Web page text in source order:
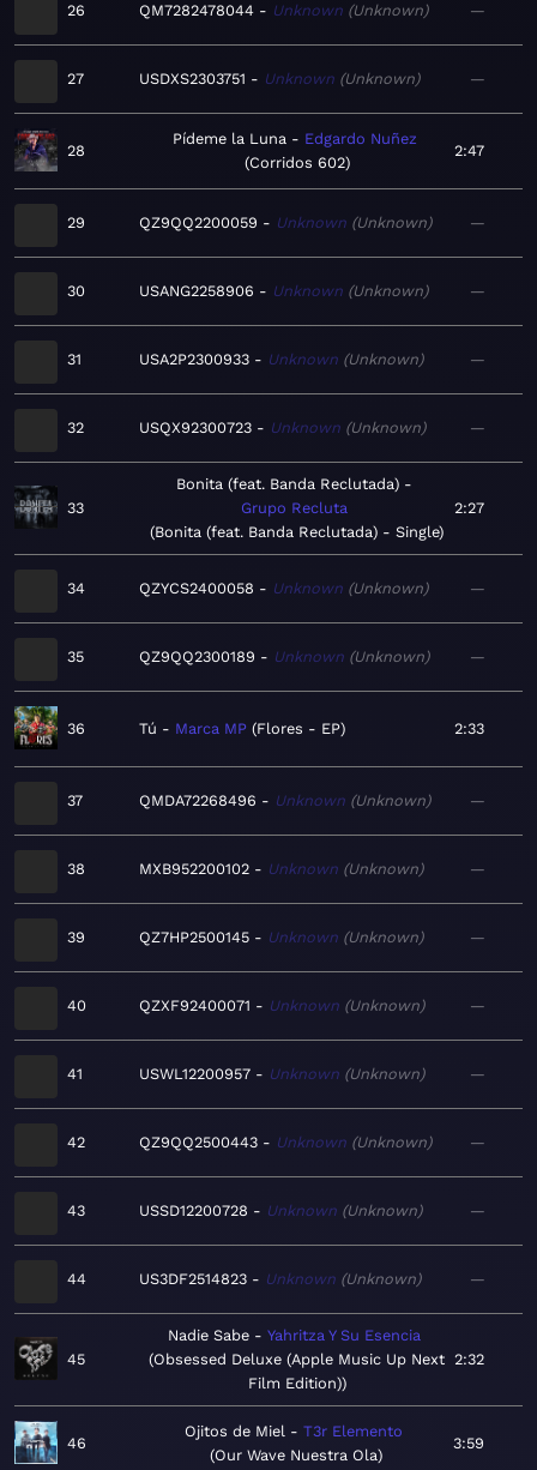
26 QM7282478044 Unknown Unknown —
27 USDXS2303751 Unknown Unknown —
28
Pídeme la Luna
Edgardo Nuñez
Corridos 602
2:47
29 QZ9QQ2200059 Unknown Unknown —
30 USANG2258906 Unknown Unknown —
31 USA2P2300933 Unknown Unknown —
32 USQX92300723 Unknown Unknown —
33
Bonita (feat. Banda Reclutada)
Grupo Recluta
Bonita (feat. Banda Reclutada) - Single
2:27
34 QZYCS2400058 Unknown Unknown —
35 QZ9QQ2300189 Unknown Unknown —
36 Tú Marca MP Flores - EP 2:33
37 QMDA72268496 Unknown Unknown —
38 MXB952200102 Unknown Unknown —
39 QZ7HP2500145 Unknown Unknown —
40 QZXF92400071 Unknown Unknown —
41 USWL12200957 Unknown Unknown —
42 QZ9QQ2500443 Unknown Unknown —
43 USSD12200728 Unknown Unknown —
44 US3DF2514823 Unknown Unknown —
45
Nadie Sabe
Yahritza Y Su Esencia
Obsessed Deluxe (Apple Music Up Next
Film Edition)
2:32
46
Ojitos de Miel
T3r Elemento
Our Wave Nuestra Ola
3:59